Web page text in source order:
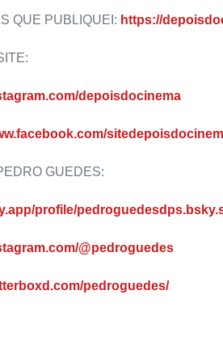
QUE PUBLIQUEI : https://
depoisdocinema
GUEDES:
profile/
@pedroguedes
pedroguedes/